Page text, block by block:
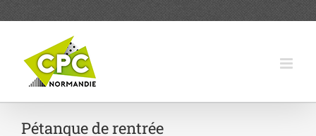
Pétanque de rentrée